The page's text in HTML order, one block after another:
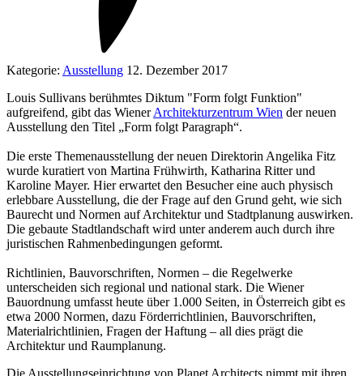
Kategorie: Ausstellung 12. Dezember 2017
Louis Sullivans berühmtes Diktum "Form folgt Funktion"
aufgreifend, gibt das WienerArchitekturzentrum Wien der neuen
Ausstellung den Titel „Form folgt Paragraph“.
Die erste Themenausstellung der neuen Direktorin Angelika Fitz
wurde kuratiert von Martina Frühwirth, Katharina Ritter und
Karoline Mayer. Hier erwartet den Besucher eine auch physisch
erlebbare Ausstellung, die der Frage auf den Grund geht, wie sich
Baurecht und Normen auf Architektur und Stadtplanung auswirken.
Die gebaute Stadtlandschaft wird unter anderem auch durch ihre
juristischen Rahmenbedingungen geformt.
Richtlinien, Bauvorschriften, Normen – die Regelwerke
unterscheiden sich regional und national stark. Die Wiener
Bauordnung umfasst heute über 1.000 Seiten, in Österreich gibt es
etwa 2000 Normen, dazu Förderrichtlinien, Bauvorschriften,
Materialrichtlinien, Fragen der Haftung – all dies prägt die
Architektur und Raumplanung.
Die Ausstellungseinrichtung von Planet Architects nimmt mit ihren